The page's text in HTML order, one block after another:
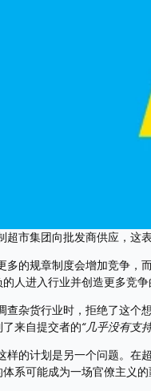
超市集团向批发商供应，这
多的规章制度会增加竞争，
人进入行业并创造更多竞争
查杂货行业时，拒绝了这个
来自提交者的“几乎没有支
样的计划是另一个问题。
系可能成为一场官僚主义的